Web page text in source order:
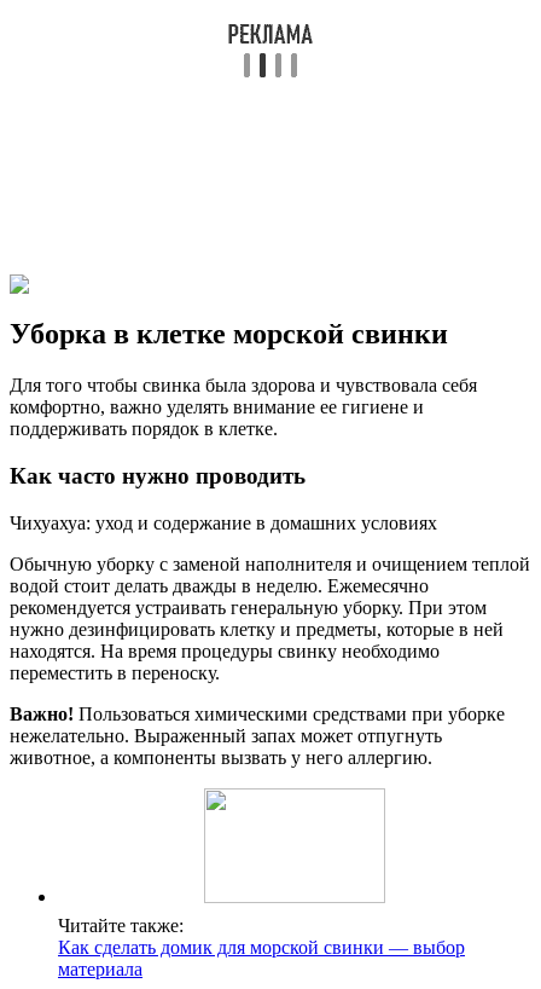
Уборка в клетке морской свинки
Для того чтобы свинка была здорова и чувствовала себя
комфортно, важно уделять внимание ее гигиене и
поддерживать порядок в клетке.
Как часто нужно проводить
Чихуахуа: уход и содержание в домашних условиях
Обычную уборку с заменой наполнителя и очищением теплой
водой стоит делать дважды в неделю. Ежемесячно
рекомендуется устраивать генеральную уборку. При этом
нужно дезинфицировать клетку и предметы, которые в ней
находятся. На время процедуры свинку необходимо
переместить в переноску.
Важно! Пользоваться химическими средствами при уборке
нежелательно. Выраженный запах может отпугнуть
животное, а компоненты вызвать у него аллергию.
Читайте также:
Как сделать домик для морской свинки — выбор
материала